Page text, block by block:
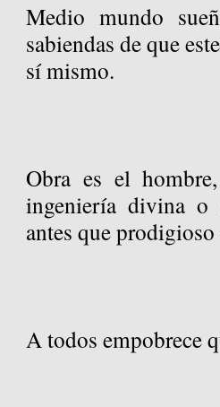
Medio mundo
sabiendas de que
sí mismo.
Obra es el
ingeniería divina o
antes que
A todos empobrece